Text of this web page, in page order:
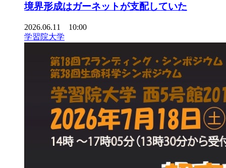
境界形成はガーネットが支配していた
2026.06.11 10:00
学習院大学